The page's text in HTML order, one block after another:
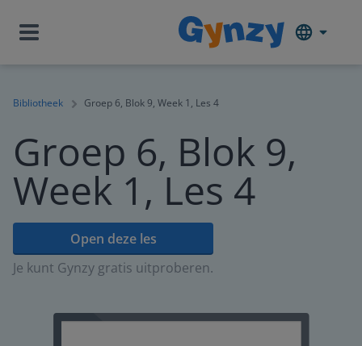
Bibliotheek Groep 6, Blok 9, Week 1, Les 4
Groep 6, Blok 9,
Week 1, Les 4
Open deze les
Je kunt Gynzy gratis uitproberen.